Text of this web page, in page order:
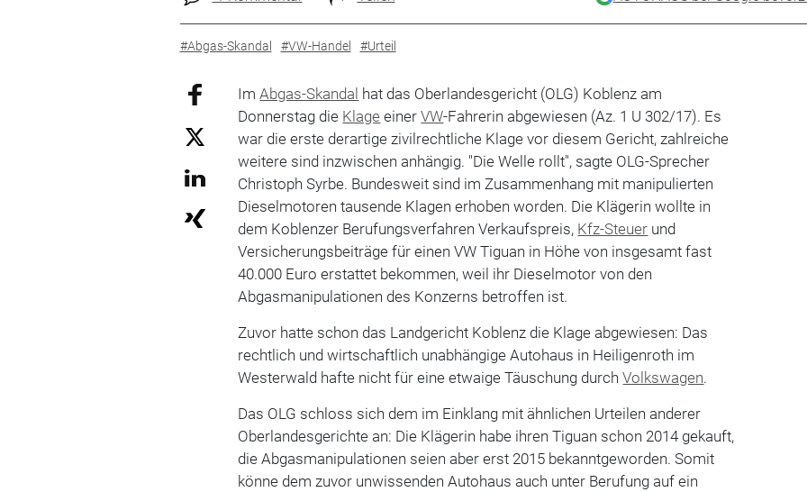
#Abgas-Skandal #VW-Handel #Urteil
ImAbgas-Skandal hat das Oberlandesgericht (OLG) Koblenz am
Donnerstag die Klage einerVW-Fahrerin abgewiesen (Az. 1 U 302/17). Es
war die erste derartige zivilrechtliche Klage vor diesem Gericht, zahlreiche
weitere sind inzwischen anhängig. "Die Welle rollt", sagte OLG-Sprecher
Christoph Syrbe. Bundesweit sind im Zusammenhang mit manipulierten
Dieselmotoren tausende Klagen erhoben worden. Die Klägerin wollte in
dem Koblenzer Berufungsverfahren Verkaufspreis, Kfz-Steuer und
Versicherungsbeiträge für einen VW Tiguan in Höhe von insgesamt fast
40.000 Euro erstattet bekommen, weil ihr Dieselmotor von den
Abgasmanipulationen des Konzerns betroffen ist.
Zuvor hatte schon das Landgericht Koblenz die Klage abgewiesen: Das
rechtlich und wirtschaftlich unabhängige Autohaus in Heiligenroth im
Westerwald hafte nicht für eine etwaige Täuschung durchVolkswagen.
Das OLG schloss sich dem im Einklang mit ähnlichen Urteilen anderer
Oberlandesgerichte an: Die Klägerin habe ihren Tiguan schon 2014 gekauft,
die Abgasmanipulationen seien aber erst 2015 bekanntgeworden. Somit
könne dem zuvor unwissenden Autohaus auch unter Berufung auf ein